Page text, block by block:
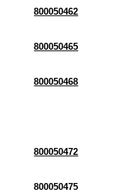
800050462
800050465
800050468
800050472
800050475